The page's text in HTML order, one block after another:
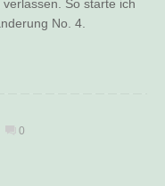
So starte ich
No. 4.
0